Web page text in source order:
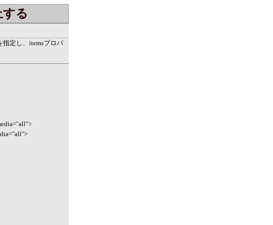
る
指定し、itemsプロパ